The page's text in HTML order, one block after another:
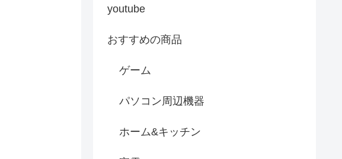
youtube
おすすめの商品
ゲーム
パソコン周辺機器
ホーム&キッチン